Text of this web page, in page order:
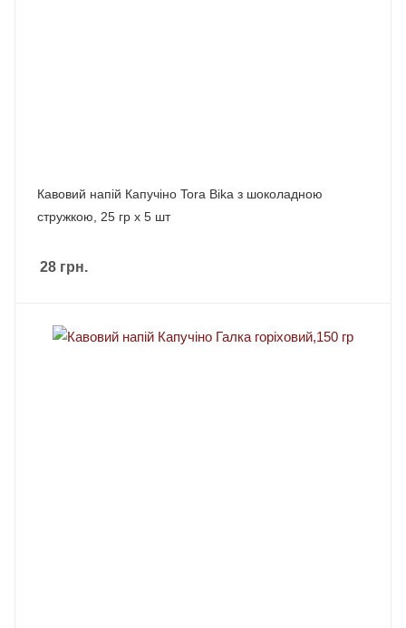
Кавовий напій Капучіно Tora Bika з шоколадною
стружкою, 25 гр х 5 шт
28 грн.